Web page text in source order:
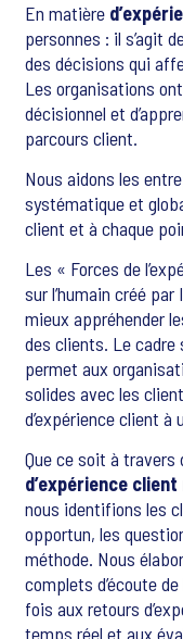
En matière
personnes : il s’agit
des décisions qui
Les organisations
décisionnel et
parcours client.
Nous aidons les
systématique et
client et à chaque
Les « Forces de
sur l’humain créé
mieux appréhender
des clients. Le cadre
permet aux
solides avec les
d’expérience client à
Que ce soit à travers
d’expérience
nous identifions les
opportun, les
méthode. Nous
complets d’écoute
fois aux retours
temps réel et aux